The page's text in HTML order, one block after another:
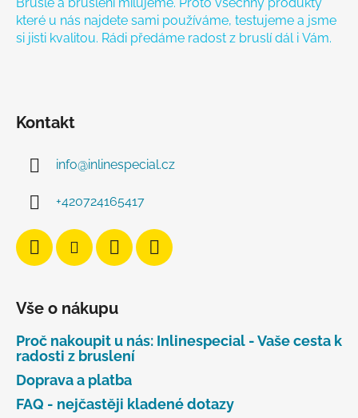
které u nás najdete sami používáme, testujeme a jsme
si jisti kvalitou. Rádi předáme radost z bruslí dál i Vám.
Kontakt
info@inlinespecial.cz
+420724165417
Vše o nákupu
Proč nakoupit u nás: Inlinespecial - Vaše cesta k
radosti z bruslení
Doprava a platba
FAQ - nejčastěji kladené dotazy